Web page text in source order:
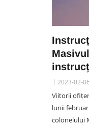
2023-02-06
Viitorii
lunii
colonelului